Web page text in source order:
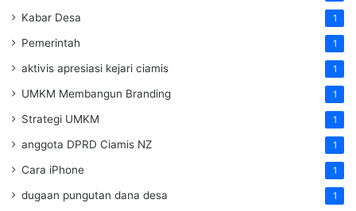
Kabar Desa 1
Pemerintah 1
aktivis apresiasi kejari ciamis 1
UMKM Membangun Branding 1
Strategi UMKM 1
anggota DPRD Ciamis NZ 1
Cara iPhone 1
dugaan pungutan dana desa 1